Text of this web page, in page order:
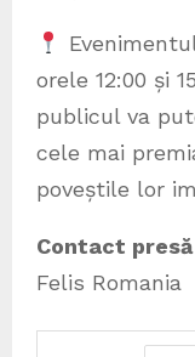
orele 12:00 și
publicul va
cele mai
poveștile lor
Contact presă
Felis Romania